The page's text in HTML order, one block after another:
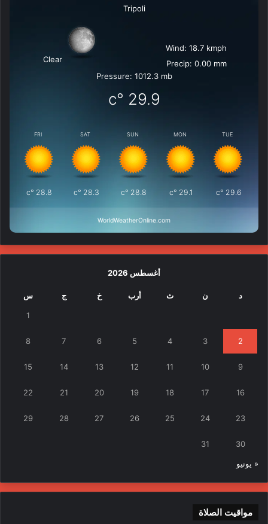
Tripoli
Clear
Wind: 18.7 kmph
Precip: 0.00 mm
Pressure: 1012.3 mb
29.9
°c
FRI
28.8
°c
SAT
28.3
°c
SUN
28.8
°c
MON
29.1
°c
TUE
29.6
°c
WorldWeatherOnline.com
أغسطس 2026
د ن ث أرب خ ج س
1
2
3
4
5
6
7
8
9
10
11
12
13
14
15
16
17
18
19
20
21
22
23
24
25
26
27
28
29
30
31
« يونيو
مواقيت الصلاة